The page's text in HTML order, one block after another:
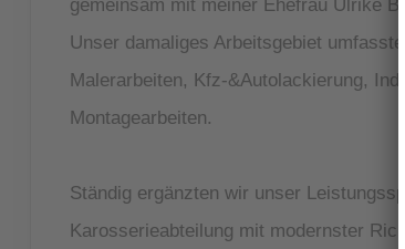
gemeinsam mit meiner Ehefrau Ulrike
Unser damaliges Arbeitsgebiet umfasste:
Malerarbeiten, Kfz-&Autolackierung,
Montagearbeiten.
Ständig ergänzten wir unser
Karosserieabteilung mit modernster